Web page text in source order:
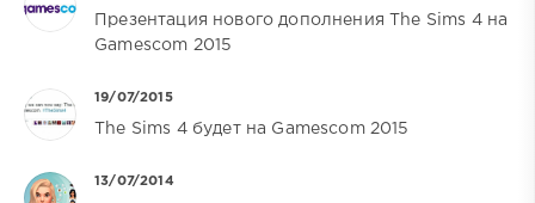
Презентация нового дополнения The Sims 4 на
Gamescom 2015
19/07/2015
The Sims 4 будет на Gamescom 2015
13/07/2014